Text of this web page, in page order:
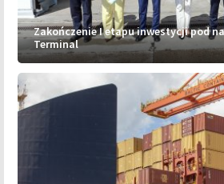
Zakończenie I etapu inwestycji pod
Terminal